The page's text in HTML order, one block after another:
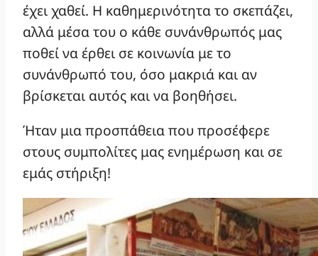
έχει χαθεί. Η καθημερινότητα το σκεπάζει,
αλλά μέσα του ο κάθε συνάνθρωπός μας
ποθεί να έρθει σε κοινωνία με το
συνάνθρωπό του, όσο μακριά και αν
βρίσκεται αυτός και να βοηθήσει.
Ήταν μια προσπάθεια που προσέφερε
στους συμπολίτες μας ενημέρωση και σε
εμάς στήριξη!